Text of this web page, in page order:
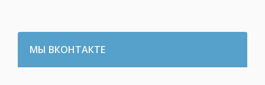
МЫ ВКОНТАКТЕ